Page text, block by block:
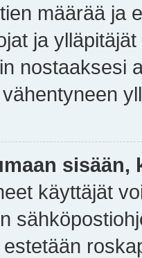
määrää ja
ja
nostaaksesi
sisään,
käyttäjät